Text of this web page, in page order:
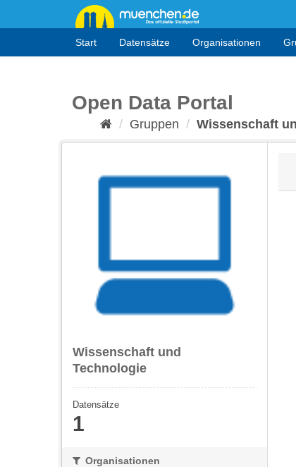
Start Datensätze Organisationen
Open Data Portal
Gruppen Wissenschaft
Wissenschaft und
Technologie
Datensätze
1
Organisationen